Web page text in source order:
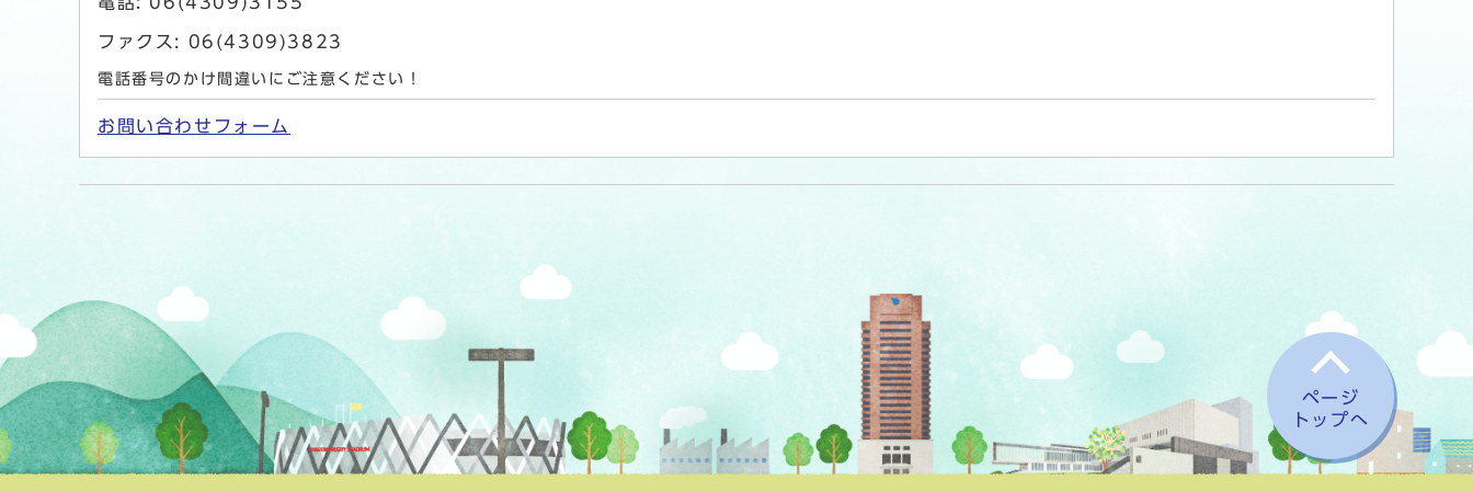
ファクス: 06(4309)3823
電話番号のかけ間違いにご注意ください！
お問い合わせフォーム
ページ
トップへ